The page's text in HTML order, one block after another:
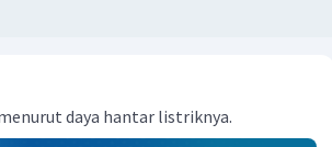
daya hantar listriknya.